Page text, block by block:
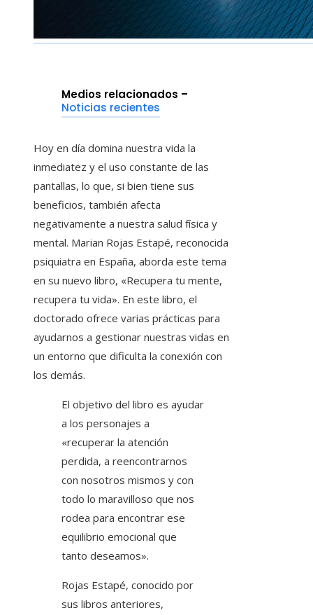
Medios relacionados –
Noticias recientes
Hoy en día domina nuestra vida la
inmediatez y el uso constante de las
pantallas, lo que, si bien tiene sus
beneficios, también afecta
negativamente a nuestra salud física y
mental. Marian Rojas Estapé, reconocida
psiquiatra en España, aborda este tema
en su nuevo libro, «Recupera tu mente,
recupera tu vida». En este libro, el
doctorado ofrece varias prácticas para
ayudarnos a gestionar nuestras vidas en
un entorno que dificulta la conexión con
los demás.
El objetivo del libro es ayudar
a los personajes a
«recuperar la atención
perdida, a reencontrarnos
con nosotros mismos y con
todo lo maravilloso que nos
rodea para encontrar ese
equilibrio emocional que
tanto deseamos».
Rojas Estapé, conocido por
sus libros anteriores,